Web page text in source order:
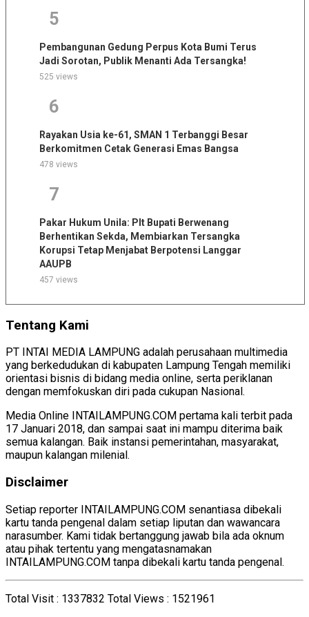
5
Pembangunan Gedung Perpus Kota Bumi Terus
Jadi Sorotan, Publik Menanti Ada Tersangka!
525 views
6
Rayakan Usia ke-61, SMAN 1 Terbanggi Besar
Berkomitmen Cetak Generasi Emas Bangsa
478 views
7
Pakar Hukum Unila: Plt Bupati Berwenang
Berhentikan Sekda, Membiarkan Tersangka
Korupsi Tetap Menjabat Berpotensi Langgar
AAUPB
457 views
Tentang Kami
PT INTAI MEDIA LAMPUNG adalah perusahaan multimedia
yang berkedudukan di kabupaten Lampung Tengah memiliki
orientasi bisnis di bidang media online, serta periklanan
dengan memfokuskan diri pada cukupan Nasional.
Media Online INTAILAMPUNG.COM pertama kali terbit pada
17 Januari 2018, dan sampai saat ini mampu diterima baik
semua kalangan. Baik instansi pemerintahan, masyarakat,
maupun kalangan milenial.
Disclaimer
Setiap reporter INTAILAMPUNG.COM senantiasa dibekali
kartu tanda pengenal dalam setiap liputan dan wawancara
narasumber. Kami tidak bertanggung jawab bila ada oknum
atau pihak tertentu yang mengatasnamakan
INTAILAMPUNG.COM tanpa dibekali kartu tanda pengenal.
Total Visit : 1337832 Total Views : 1521961